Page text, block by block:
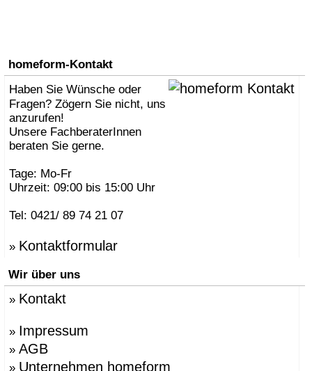
homeform-Kontakt
Haben Sie Wünsche oder
Fragen? Zögern Sie nicht, uns
anzurufen!
Unsere FachberaterInnen
beraten Sie gerne.
Tage: Mo-Fr
Uhrzeit: 09:00 bis 15:00 Uhr
Tel: 0421/ 89 74 21 07
» Kontaktformular
Wir über uns
» Kontakt
» Impressum
» AGB
» Unternehmen homeform